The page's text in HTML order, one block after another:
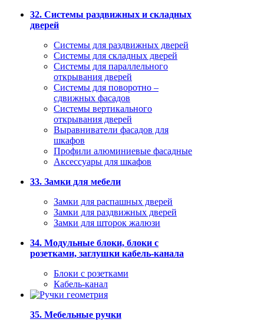
32. Системы раздвижных и складных
дверей
Системы для раздвижных дверей
Системы для складных дверей
Системы для параллельного
открывания дверей
Системы для поворотно –
сдвижных фасадов
Системы вертикального
открывания дверей
Выравниватели фасадов для
шкафов
Профили алюминиевые фасадные
Аксессуары для шкафов
33. Замки для мебели
Замки для распашных дверей
Замки для раздвижных дверей
Замки для шторок жалюзи
34. Модульные блоки, блоки с
розетками, заглушки кабель-канала
Блоки с розетками
Кабель-канал
35. Мебельные ручки